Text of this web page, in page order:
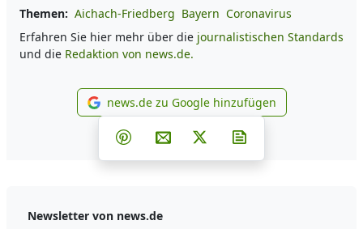
Themen: Aichach-Friedberg Bayern Coronavirus
Erfahren Sie hier mehr über die journalistischen Standards
und die Redaktion von news.de.
news.de zu Google
news.de zu Google hinzufügen
Teilen auf Facebook
Teilen auf Whatsapp
Teilen auf Telegram
Teilen auf Pinterest
Per E-Mail teilen
Post auf X
Newsletter von news.de